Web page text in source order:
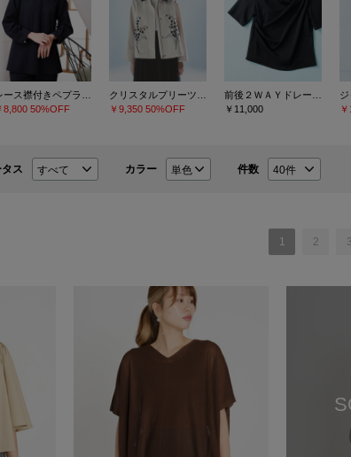
8,800 50%OFF
￥9,350 50%OFF
￥11,000
ス カラー 件数
1 2 3